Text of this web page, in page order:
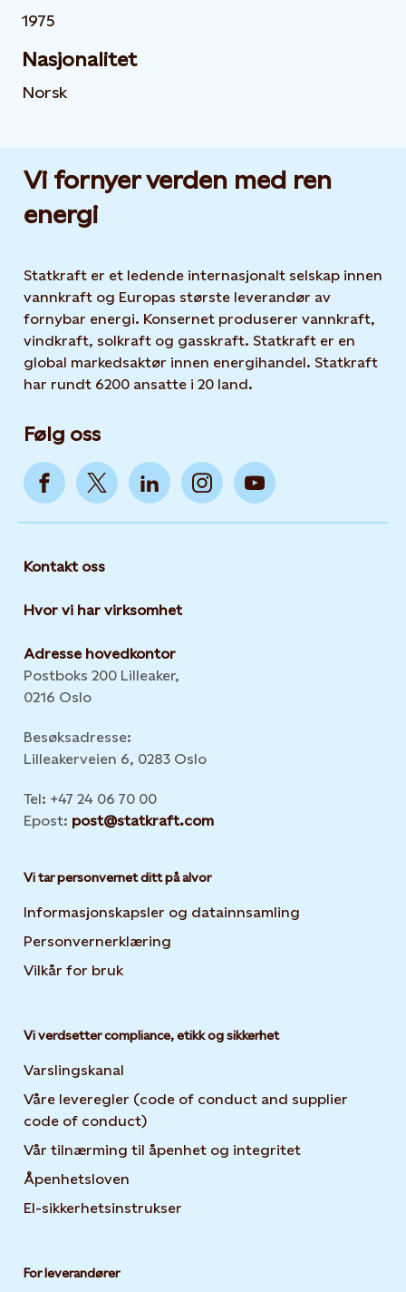
1975
Nasjonalitet
Norsk
Vi fornyer verden med ren
energi
Statkraft er et ledende internasjonalt selskap innen
vannkraft og Europas største leverandør av
fornybar energi. Konsernet produserer vannkraft,
vindkraft, solkraft og gasskraft. Statkraft er en
global markedsaktør innen energihandel. Statkraft
har rundt 6200 ansatte i 20 land.
Følg oss
Kontakt oss
Hvor vi har virksomhet
Adresse hovedkontor
Postboks 200 Lilleaker,
0216 Oslo
Besøksadresse:
Lilleakerveien 6, 0283 Oslo
Tel: +47 24 06 70 00
Epost: post@statkraft.com
Vi tar personvernet ditt på alvor
Informasjonskapsler og datainnsamling
Personvernerklæring
Vilkår for bruk
Vi verdsetter compliance, etikk og sikkerhet
Varslingskanal
Våre leveregler (code of conduct and supplier
code of conduct)
Vår tilnærming til åpenhet og integritet
Åpenhetsloven
El-sikkerhetsinstrukser
For leverandører